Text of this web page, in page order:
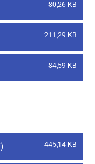
80,26 KB
211,29 KB
84,59 KB
445,14 KB